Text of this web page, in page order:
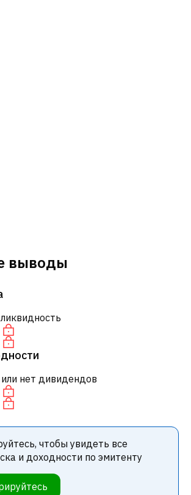
выводы
нет дивидендов
чтобы увидеть все
и доходности по эмитенту